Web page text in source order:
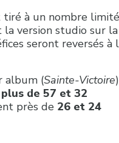
à un nombre limité
la version studio sur la
seront reversés à
album (Sainte-Victoire)
plus de 57 et 32
près de 26 et 24